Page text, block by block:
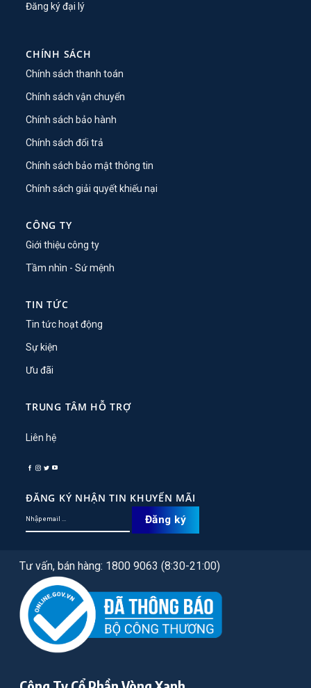
Đăng ký đại lý
CHÍNH SÁCH
Chính sách thanh toán
Chính sách vận chuyển
Chính sách bảo hành
Chính sách đổi trả
Chính sách bảo mật thông tin
Chính sách giải quyết khiếu nại
CÔNG TY
Giới thiệu công ty
Tầm nhìn - Sứ mệnh
TIN TỨC
Tin tức hoạt động
Sự kiện
Ưu đãi
TRUNG TÂM HỖ TRỢ
Liên hệ
ĐĂNG KÝ NHẬN TIN KHUYẾN MÃI
Tư vấn, bán hàng: 1800 9063 (8:30-21:00)